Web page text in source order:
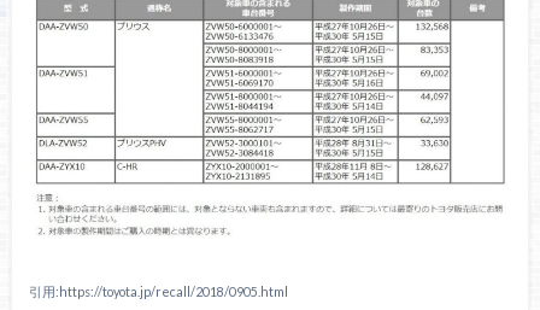
引用:https://toyota.jp/recall/2018/0905.html